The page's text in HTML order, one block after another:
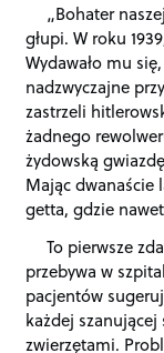
„Bohater
głupi. W roku
Wydawało mu
nadzwyczajne
zastrzeli
żadnego
żydowską
Mając dwanaście
getta, gdzie
To pierwsze
przebywa w
pacjentów
każdej
zwierzętami.